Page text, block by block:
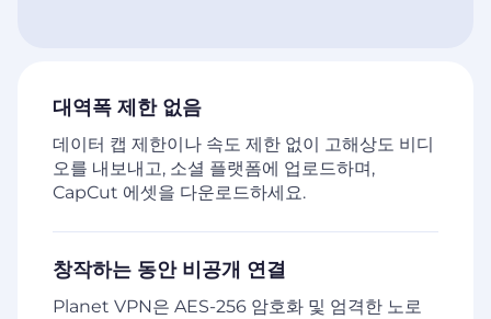
대역폭 제한 없음
데이터 캡 제한이나 속도 제한 없이 고해상도 비디
오를 내보내고, 소셜 플랫폼에 업로드하며,
CapCut 에셋을 다운로드하세요.
창작하는 동안 비공개 연결
Planet VPN은 AES-256 암호화 및 엄격한 노로